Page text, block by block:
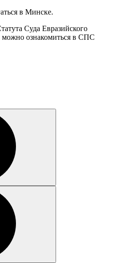
в Минске.
Суда Евразийского
можно ознакомиться в СПС